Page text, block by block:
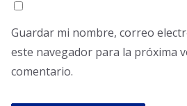
Guardar mi nombre, correo
este navegador para la próxima
comentario.